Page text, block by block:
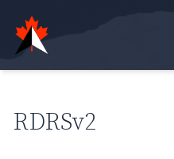
Rapport en ligne
RDRSv2